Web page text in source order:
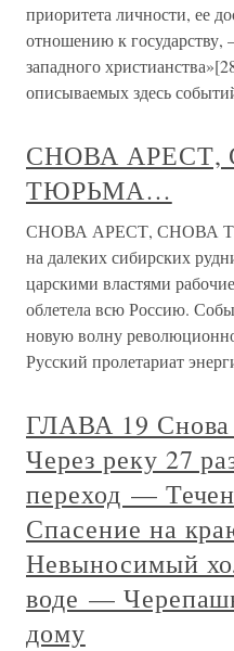
приоритета личности, ее
отношению к государству,
западного
описываемых здесь
СНОВА АРЕСТ,
ТЮРЬМА…
СНОВА АРЕСТ, СНОВА
на далеких сибирских
царскими властями
облетела всю Россию.
новую волну
Русский пролетариат
ГЛАВА 19
Через реку 27
переход —
Спасение на
Невыносимый
воде —
дому